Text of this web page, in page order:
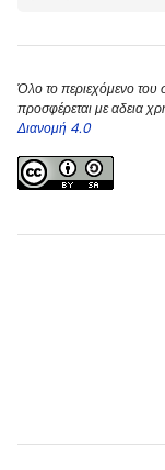
Όλο το περιεχόμενο του
προσφέρεται με αδεια
Διανομή 4.0